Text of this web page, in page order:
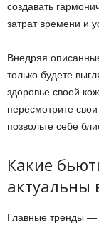
создавать
затрат времени и
Внедряя
только будете
здоровье своей
пересмотрите
позвольте себе
Какие
актуальны
Главные тренды —